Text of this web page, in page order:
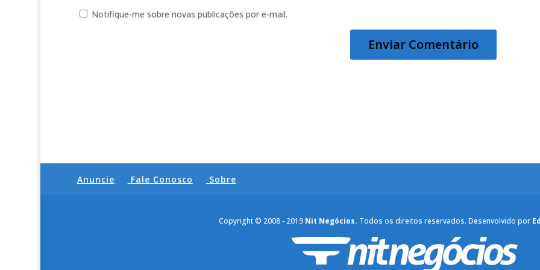
Notifique-me sobre novas publicações por e-mail.
Anuncie Fale Conosco Sobre
Copyright © 2008 - 2019 Nit Negócios. Todos os direitos reservados. Desenvolvido por